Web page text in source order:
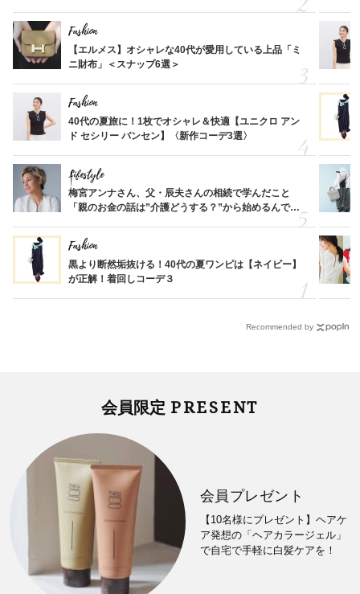
Fashion
【エルメス】オシャレな40代が愛用している上品「ミ
ニ財布」＜スナップ6選＞
Fashion
40代の夏旅に！1枚でオシャレ＆快適【ユニクロ アン
ド セシリー バンセン】〈新作コーデ3選〉
Lifestyle
梅宮アンナさん、父・辰夫さんの相続で学んだこと
「親のお金の話は”介護どうする？”から始めるんで
Fashion
黒より断然垢抜ける！40代の夏ワンピは【ネイビー】
が正解！着回しコーデ３
Recommended by
会員限定 PRESENT
会員プレゼント
【10名様にプレゼント】ヘアケ
ア発想の「ヘアカラージェル」
で自宅で手軽に白髪ケアを！